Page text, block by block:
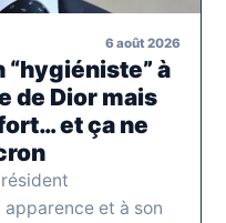
6 août 2026
“hygiéniste” à
de Dior mais
et ça ne
et à son